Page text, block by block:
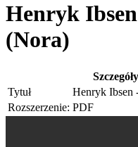
Henryk
(Nora)
Szczegóły
Tytuł
Henryk Ibsen
Rozszerzenie: PDF